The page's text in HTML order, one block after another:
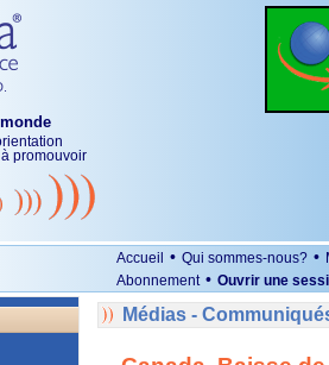
promouvoir
Accueil • Qui sommes-nous? •
Abonnement • Ouvrir une
Médias -